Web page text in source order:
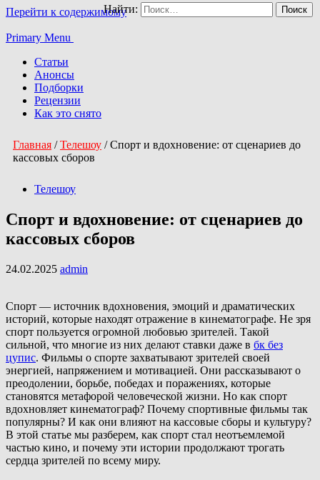
Перейти к содержимому
Primary Menu
Статьи
Анонсы
Подборки
Рецензии
Как это снято
Найти:
Главная /Телешоу /Спорт и вдохновение: от сценариев до
кассовых сборов
Телешоу
Спорт и вдохновение: от сценариев до
кассовых сборов
24.02.2025 admin
Спорт — источник вдохновения, эмоций и драматических
историй, которые находят отражение в кинематографе. Не зря
спорт пользуется огромной любовью зрителей. Такой
сильной, что многие из них делают ставки даже в бк без
цупис. Фильмы о спорте захватывают зрителей своей
энергией, напряжением и мотивацией. Они рассказывают о
преодолении, борьбе, победах и поражениях, которые
становятся метафорой человеческой жизни. Но как спорт
вдохновляет кинематограф? Почему спортивные фильмы так
популярны? И как они влияют на кассовые сборы и культуру?
В этой статье мы разберем, как спорт стал неотъемлемой
частью кино, и почему эти истории продолжают трогать
сердца зрителей по всему миру.